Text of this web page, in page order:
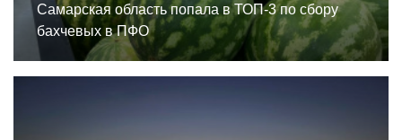
Самарская область попала в ТОП-3 по сбору
бахчевых в ПФО